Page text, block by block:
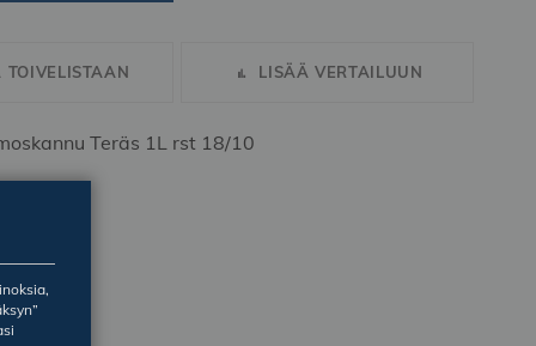
TOIVELISTAAN LISÄÄ VERTAILUUN
Teräs 1L rst 18/10